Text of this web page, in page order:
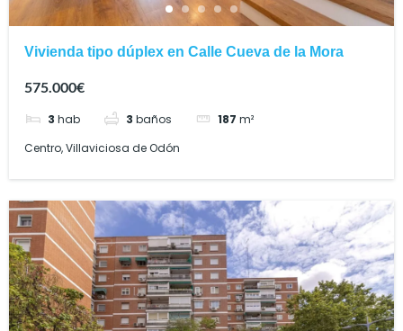
Vivienda tipo dúplex en Calle Cueva de la Mora
575.000€
3 hab 3 baños 187 m²
Centro, Villaviciosa de Odón